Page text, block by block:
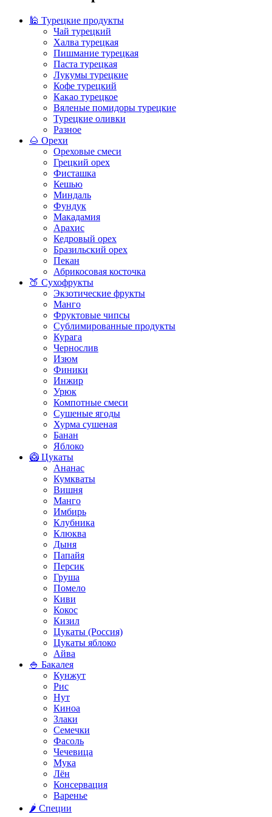
🕌 Турецкие продукты
Чай турецкий
Халва турецкая
Пишмание турецкая
Паста турецкая
Лукумы турецкие
Кофе турецкий
Какао турецкое
Вяленые помидоры турецкие
Турецкие оливки
Разное
🌰 Орехи
Ореховые смеси
Грецкий орех
Фисташка
Кешью
Миндаль
Фундук
Макадамия
Арахис
Кедровый орех
Бразильский орех
Пекан
Абрикосовая косточка
🍑 Сухофрукты
Экзотические фрукты
Манго
Фруктовые чипсы
Сублимированные продукты
Курага
Чернослив
Изюм
Финики
Инжир
Урюк
Компотные смеси
Сушеные ягоды
Хурма сушеная
Банан
Яблоко
🥝 Цукаты
Ананас
Кумкваты
Вишня
Манго
Имбирь
Клубника
Клюква
Дыня
Папайя
Персик
Груша
Помело
Киви
Кокос
Кизил
Цукаты (Россия)
Цукаты яблоко
Айва
🍚 Бакалея
Кунжут
Рис
Нут
Киноа
Злаки
Семечки
Фасоль
Чечевица
Мука
Лён
Консервация
Варенье
🌶️ Специи